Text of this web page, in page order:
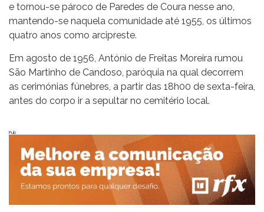
e tornou-se pároco de Paredes de Coura nesse ano,
mantendo-se naquela comunidade até 1955, os últimos
quatro anos como arcipreste.
Em agosto de 1956, António de Freitas Moreira rumou
São Martinho de Candoso, paróquia na qual decorrem
as cerimónias fúnebres, a partir das 18h00 de sexta-feira,
antes do corpo ir a sepultar no cemitério local.
Pub